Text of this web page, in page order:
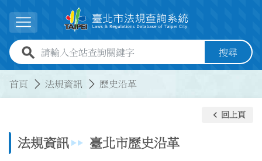
展開選單
全站查詢關鍵字欄位 搜尋
首頁 法規資訊 歷史沿革
法規資訊 臺北市歷史沿革
keyboard_arrow_left 回上頁